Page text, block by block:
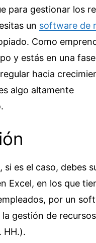
para gestionar los
un software de
Como
y estás en una
hacia
algo altamente
si es el caso, debes
Excel, en los que
por un
gestión de recursos
HH.).